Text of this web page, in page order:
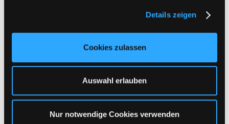
Details zeigen
Cookies zulassen
Auswahl erlauben
Nur notwendige Cookies verwenden